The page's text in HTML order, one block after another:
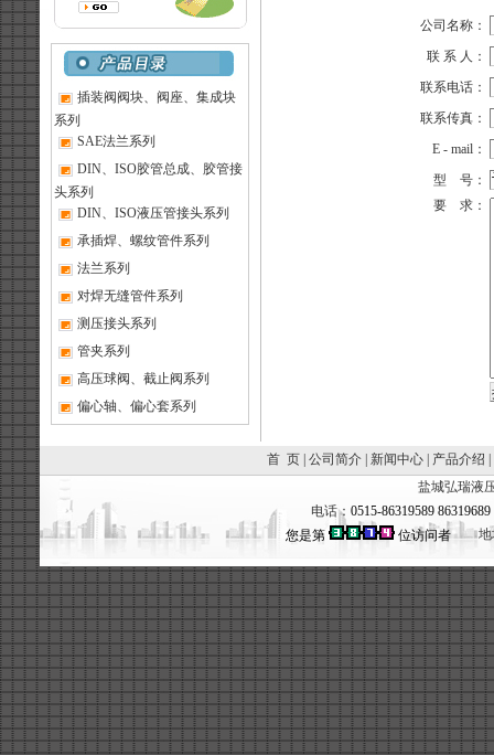
插装阀阀块、阀座、集成块
系列
SAE法兰系列
DIN、ISO胶管总成、胶管接
头系列
DIN、ISO液压管接头系列
承插焊、螺纹管件系列
法兰系列
对焊无缝管件系列
测压接头系列
管夹系列
高压球阀、截止阀系列
偏心轴、偏心套系列
公司名称：
联 系 人：
联系电话：
联系传真：
E - mail：
型 号：
要 求：
首 页 公司简介 新闻中心 产品介绍
盐城弘瑞液
电话： 0515-86319589
您是第
位访问者 地